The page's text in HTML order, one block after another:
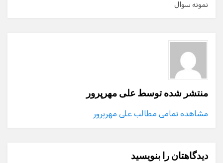
نمونه سوال
منتشر شده توسطعلی مهرپرور
مشاهده تمامی مطالب علی مهرپرور
دیدگاهتان را بنویسید